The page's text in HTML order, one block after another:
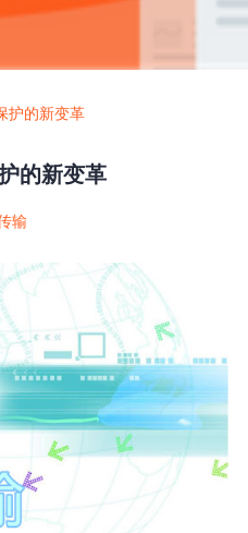
护的新变革
的新变革
输